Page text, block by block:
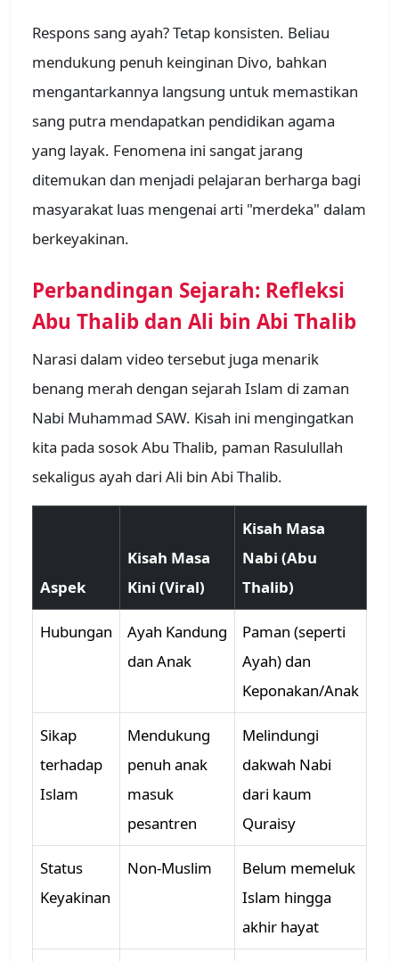
Respons sang ayah? Tetap konsisten. Beliau
mendukung penuh keinginan Divo, bahkan
mengantarkannya langsung untuk memastikan
sang putra mendapatkan pendidikan agama
yang layak. Fenomena ini sangat jarang
ditemukan dan menjadi pelajaran berharga bagi
masyarakat luas mengenai arti "merdeka" dalam
berkeyakinan.
Perbandingan Sejarah: Refleksi
Abu Thalib dan Ali bin Abi Thalib
Narasi dalam video tersebut juga menarik
benang merah dengan sejarah Islam di zaman
Nabi Muhammad SAW. Kisah ini mengingatkan
kita pada sosok Abu Thalib, paman Rasulullah
sekaligus ayah dari Ali bin Abi Thalib.
Aspek
Kisah Masa
Kini (Viral)
Kisah Masa
Nabi (Abu
Thalib)
Hubungan
Ayah Kandung
dan Anak
Paman (seperti
Ayah) dan
Keponakan/Anak
Sikap
terhadap
Islam
Mendukung
penuh anak
masuk
pesantren
Melindungi
dakwah Nabi
dari kaum
Quraisy
Status
Keyakinan
Non-Muslim
Belum memeluk
Islam hingga
akhir hayat